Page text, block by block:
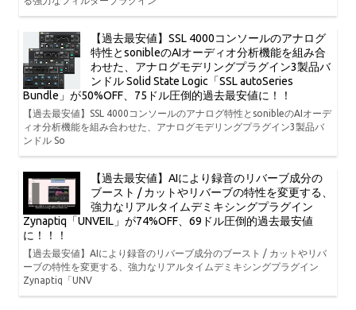
【過去最安値】SSL 4000コンソールのアナログ
特性とsonibleのAIオーディオ分析機能を組み合
わせた、アナログモデリングプラグイン3製品バ
ンドル Solid State Logic「SSL autoSeries
Bundle」が50%OFF、75ドル圧倒的過去最安値に！！
【過去最安値】SSL 4000コンソールのアナログ特性とsonibleのAIオーデ
ィオ分析機能を組み合わせた、アナログモデリングプラグイン3製品バ
ンドル So
【過去最安値】AIにより録音のリバーブ成分の
ブースト / カットやリバーブの特性を変更する、
強力なリアルタイムデミキシングプラグイン
Zynaptiq「UNVEIL」が74%OFF、69ドル圧倒的過去最安値
に！！！
【過去最安値】AIにより録音のリバーブ成分のブースト / カットやリバ
ーブの特性を変更する、強力なリアルタイムデミキシングプラグイン
Zynaptiq「UNV